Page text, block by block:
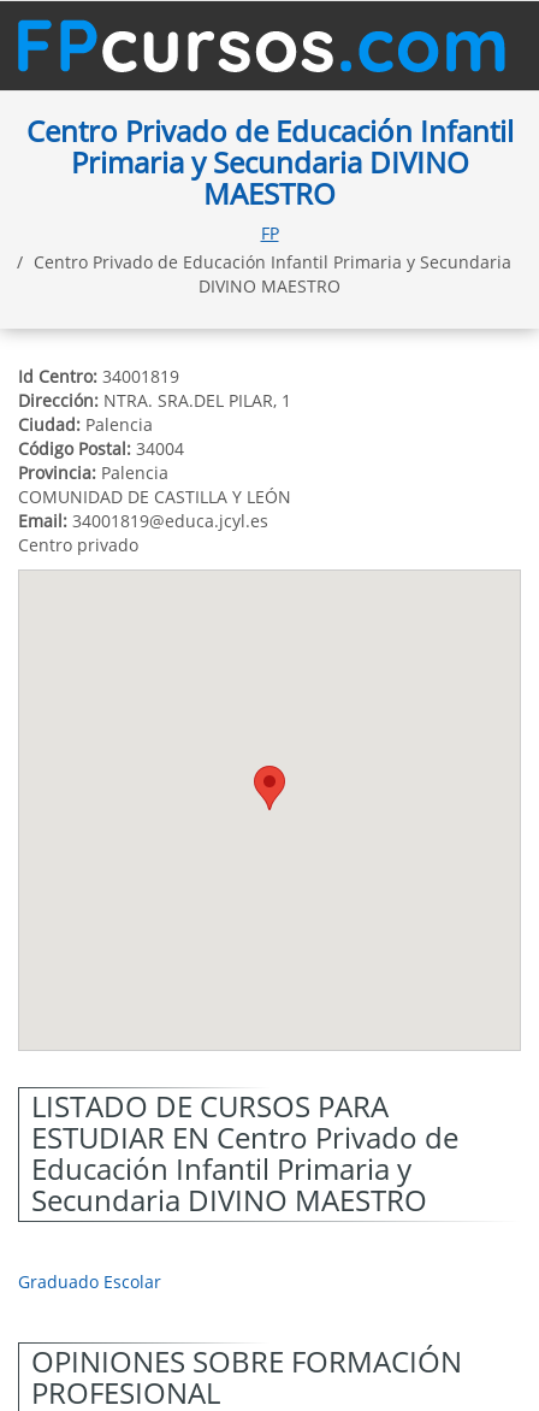
Centro Privado de Educación Infantil
Primaria y Secundaria DIVINO
MAESTRO
FP
Centro Privado de Educación Infantil Primaria y Secundaria
DIVINO MAESTRO
Id Centro: 34001819
Dirección: NTRA. SRA.DEL PILAR, 1
Ciudad: Palencia
Código Postal: 34004
Provincia: Palencia
COMUNIDAD DE CASTILLA Y LEÓN
Email: 34001819@educa.jcyl.es
Centro privado
LISTADO DE CURSOS PARA
ESTUDIAR EN Centro Privado de
Educación Infantil Primaria y
Secundaria DIVINO MAESTRO
Graduado Escolar
OPINIONES SOBRE FORMACIÓN
PROFESIONAL